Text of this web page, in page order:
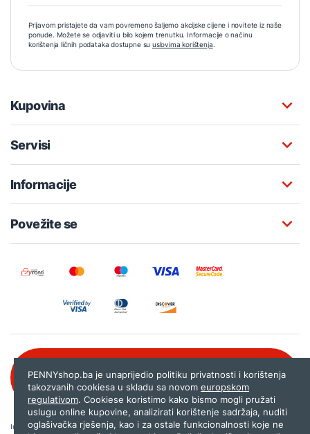
Prijavom pristajete da vam povremeno šaljemo akcijske cijene i novitete iz naše
ponude. Možete se odjaviti u bilo kojem trenutku. Informacije o načinu
korištenja ličnih podataka dostupne su uslovima korištenja.
Kupovina
Servisi
Informacije
Povežite se
080 020 261
Internet trgovina PENNYshop.ba nastoji objavljivati samo provjerene i pravilne
PENNYshop.ba je unaprijedio politiku privatnosti i korištenja
takozvanih cookiesa u skladu sa novom europskom
regulativom. Cookiese koristimo kako bismo mogli pružati
uslugu online kupovine, analizirati korištenje sadržaja, nuditi
oglašivačka rješenja, kao i za ostale funkcionalnosti koje ne